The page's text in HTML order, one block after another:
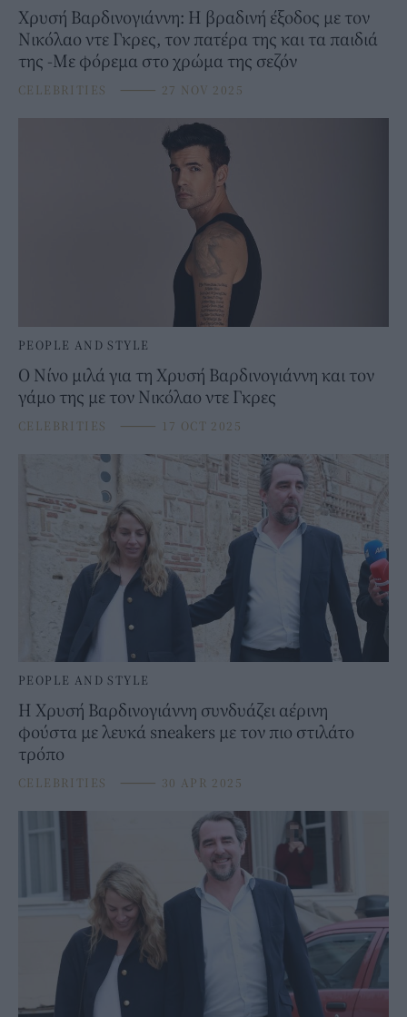
Χρυσή Βαρδινογιάννη: Η βραδινή έξοδος με τον
Νικόλαο ντε Γκρες, τον πατέρα της και τα παιδιά
της -Με φόρεμα στο χρώμα της σεζόν
CELEBRITIES ⸻ 27 NOV 2025
PEOPLE AND STYLE
Ο Νίνο μιλά για τη Χρυσή Βαρδινογιάννη και τον
γάμο της με τον Νικόλαο ντε Γκρες
CELEBRITIES ⸻ 17 OCT 2025
PEOPLE AND STYLE
Η Χρυσή Βαρδινογιάννη συνδυάζει αέρινη
φούστα με λευκά sneakers με τον πιο στιλάτο
τρόπο
CELEBRITIES ⸻ 30 APR 2025